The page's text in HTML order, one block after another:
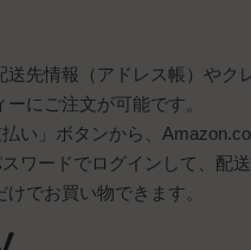
送先情報（アドレス帳）やク
にご注文が可能です。
い」ボタンから、
ワードでログインして、配
でお買い物できます。